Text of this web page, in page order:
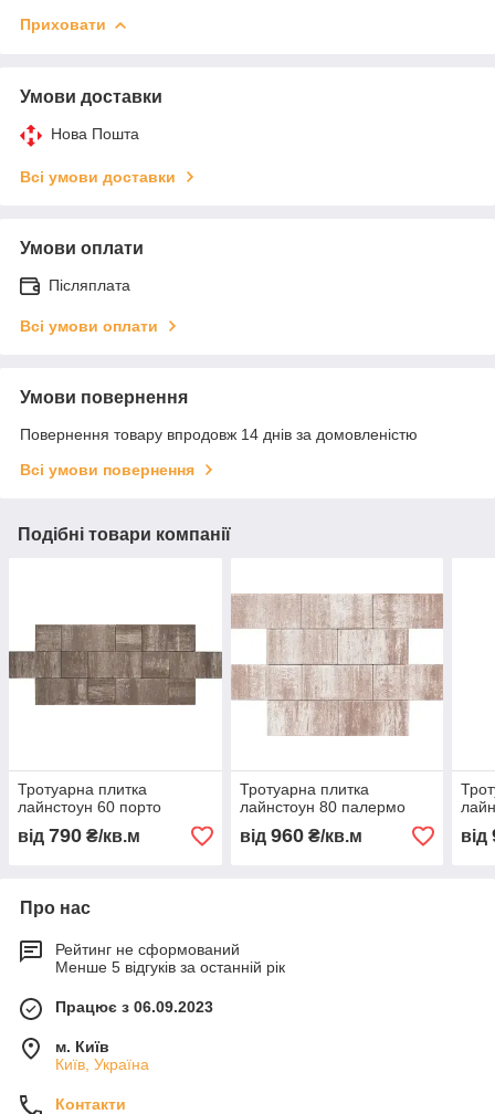
Приховати
Умови доставки
Нова Пошта
Всі умови доставки
Умови оплати
Післяплата
Всі умови оплати
Умови повернення
Повернення товару впродовж 14 днів за домовленістю
Всі умови повернення
Подібні товари компанії
Тротуарна плитка
лайнстоун 60 порто
від 790 ₴/кв.м
Тротуарна плитка
лайнстоун 80 палермо
від 960₴/кв.м від
Про нас
Рейтинг не сформований
Менше 5 відгуків за останній рік
Працює з 06.09.2023
м. Київ
Київ, Україна
Контакти